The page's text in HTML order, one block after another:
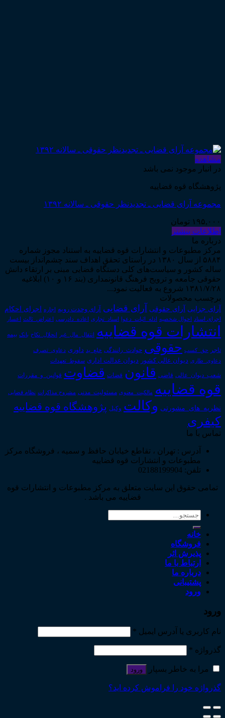
مشاهده
در انبار موجود نمی باشد
پژوهشگاه قوه قضاییه
مجموعه آرای قضایی ـ تجدیدنظر حقوقی ـ سالانه ۱۳۹۲
۱۹۵,۰۰۰ تومان
اطلاعات بیشتر
درباره ما
مرکز مطبوعات و انتشارات قوه قضاییه به استناد مجوز شماره
۵۸۸۴ از سال ۱۳۸۰ در راستای تحقق اهداف سند چشم‌انداز بیست
ساله کشور و سیاست‌های کلی دستگاه قضایی مبنی بر ارتقاء دانش
حقوقی جامعه و ترویج فرهنگ قانونمداری (بند ۱۶ و ۱۰) ابلاغیه
۱۳۸۱/۷/۲۸ شروع به فعالیت نمود...
برچسب محصولات
آرای جزایی آرای حقوقی آرای قضایی آرای وحدت رویه اجاره اجرای احکام
اجرای اسناد احوال شخصیه ادله_اثبات_دعوا اسناد_تجاری اعاده_دادرسی اعتراض_ثالث اعسار
انتشارات قوه قضاییه انتقال_مال_غیر انحلال_نکاح بانک بیمه
تاجر حق_کسب حقوقی حوادث_رانندگی خلع_ید داوری دعاوی_تصرف
دعاوی_طاری دیوان عالی کشور دیوان عدالت اداری سقوط_تعهدات
شعب_دیوان_عالی قاضی قانون قضات قضاوت قوانین_و_مقررات
قوه قضاییه مالکیت_معنوی مسئولیت_مدنی مشروح مذاکرات نظام قضایی
نظریه_های_مشورتی وکالت وکیل پژوهشگاه قوه قضاییه
کیفری
تماس با ما
آدرس : تهران ، تقاطع خیابان حافظ و سمیه ، فروشگاه مرکز
مطبوعات و انتشارات قوه قضاییه
تلفن: 02188199904
تمامی حقوق این سایت متعلق به مرکز مطبوعات و انتشارات قوه
قضاییه می باشد .
جستجو
خانه
فروشگاه
پذیرش اثر
ارتباط با ما
درباره ما
پشتیبانی
ورود
ورود
نام کاربری یا آدرس ایمیل *
گذرواژه *
مرا به خاطر بسپار ورود
گذرواژه خود را فراموش کرده اید؟